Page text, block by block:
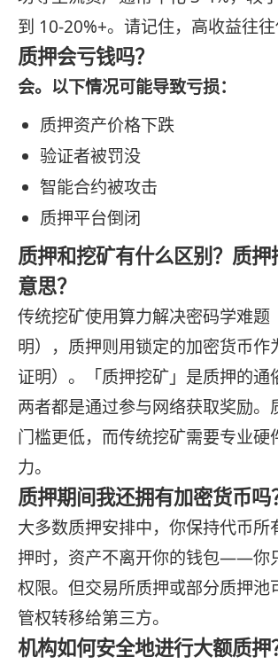
到 10-20%+。请记住，高收益往往
质押会亏钱吗？
会。以下情况可能导致亏损：
质押资产价格下跌
验证者被罚没
智能合约被攻击
质押平台倒闭
质押和挖矿有什么区别？质
意思？
传统挖矿使用算力解决密码学难题
明），质押则用锁定的加密货币作
证明）。「质押挖矿」是质押的通
两者都是通过参与网络获取奖励。
门槛更低，而传统挖矿需要专业硬
力。
质押期间我还拥有加密货币吗
大多数质押安排中，你保持代币所
押时，资产不离开你的钱包——你
权限。但交易所质押或部分质押池
管权转移给第三方。
机构如何安全地进行大额质押